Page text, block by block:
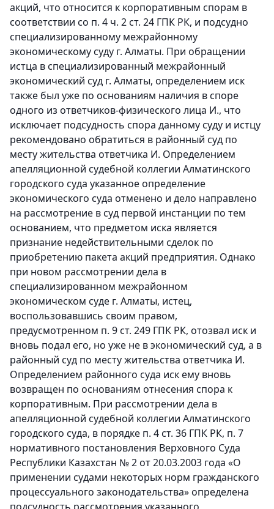
акций, что относится к корпоративным спорам в
соответствии со п. 4 ч. 2 ст. 24 ГПК РК, и подсудно
специализированному межрайонному
экономическому суду г. Алматы. При обращении
истца в специализированный межрайонный
экономический суд г. Алматы, определением иск
также был уже по основаниям наличия в споре
одного из ответчиков-физического лица И., что
исключает подсудность спора данному суду и истцу
рекомендовано обратиться в районный суд по
месту жительства ответчика И. Определением
апелляционной судебной коллегии Алматинского
городского суда указанное определение
экономического суда отменено и дело направлено
на рассмотрение в суд первой инстанции по тем
основанием, что предметом иска является
признание недействительными сделок по
приобретению пакета акций предприятия. Однако
при новом рассмотрении дела в
специализированном межрайонном
экономическом суде г. Алматы, истец,
воспользовавшись своим правом,
предусмотренном п. 9 ст. 249 ГПК РК, отозвал иск и
вновь подал его, но уже не в экономический суд, а в
районный суд по месту жительства ответчика И.
Определением районного суда иск ему вновь
возвращен по основаниям отнесения спора к
корпоративным. При рассмотрении дела в
апелляционной судебной коллегии Алматинского
городского суда, в порядке п. 4 ст. 36 ГПК РК, п. 7
нормативного постановления Верховного Суда
Республики Казахстан № 2 от 20.03.2003 года «О
применении судами некоторых норм гражданского
процессуального законодательства» определена